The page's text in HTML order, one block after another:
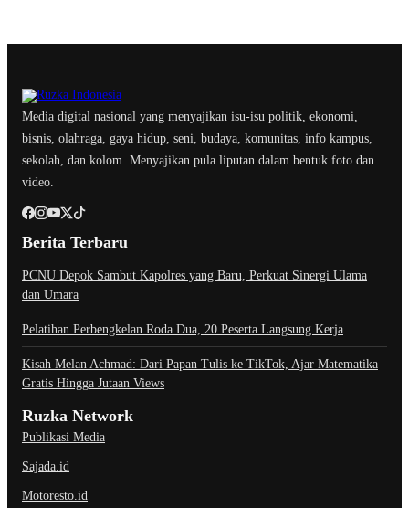
Media digital nasional yang menyajikan isu-isu politik, ekonomi,
bisnis, olahraga, gaya hidup, seni, budaya, komunitas, info kampus,
sekolah, dan kolom. Menyajikan pula liputan dalam bentuk foto dan
video.
Berita Terbaru
PCNU Depok Sambut Kapolres yang Baru, Perkuat Sinergi Ulama
dan Umara
Pelatihan Perbengkelan Roda Dua, 20 Peserta Langsung Kerja
Kisah Melan Achmad: Dari Papan Tulis ke TikTok, Ajar Matematika
Gratis Hingga Jutaan Views
Ruzka Network
Publikasi Media
Sajada.id
Motoresto.id